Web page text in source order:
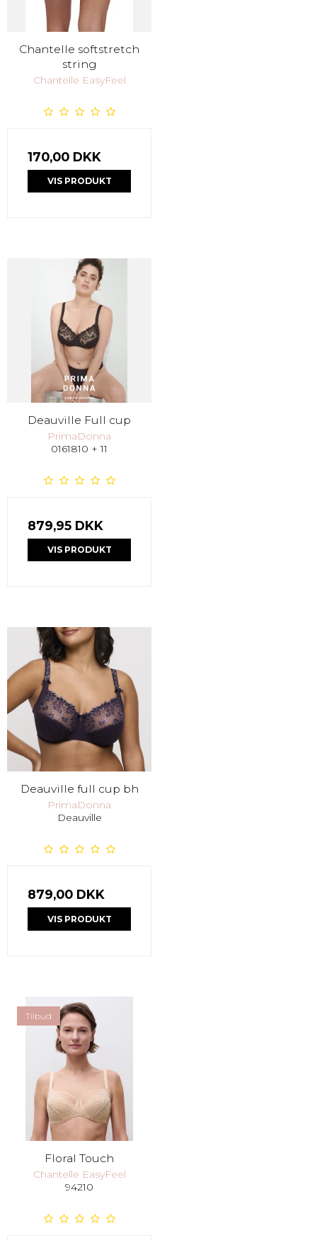
Chantelle softstretch
string
Chantelle EasyFeel
170,00 DKK
VIS PRODUKT
Deauville Full cup
PrimaDonna
0161810 + 11
879,95 DKK
VIS PRODUKT
Deauville full cup bh
PrimaDonna
Deauville
879,00 DKK
VIS PRODUKT
Tilbud
Floral Touch
Chantelle EasyFeel
94210